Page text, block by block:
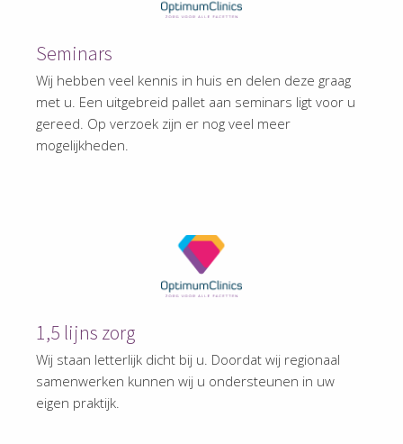
Seminars
Wij hebben veel kennis in huis en delen deze graag
met u. Een uitgebreid pallet aan seminars ligt voor u
gereed. Op verzoek zijn er nog veel meer
mogelijkheden.
1,5 lijns zorg
Wij staan letterlijk dicht bij u. Doordat wij regionaal
samenwerken kunnen wij u ondersteunen in uw
eigen praktijk.